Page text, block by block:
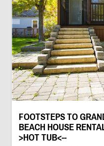
FOOTSTEPS TO
BEACH HOUSE
>HOT TUB<--